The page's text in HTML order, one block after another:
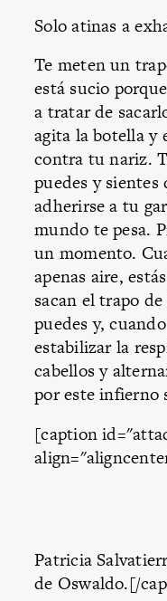
Solo atinas a
Te meten un
está sucio
a tratar de
agita la botella y
contra tu nariz.
puedes y sientes
adherirse a tu
mundo te pesa.
un momento.
apenas aire,
sacan el trapo
puedes y,
estabilizar la
cabellos y
por este infierno
[caption
Patricia
de Oswaldo.[/